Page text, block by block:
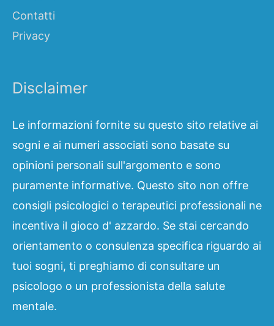
Contatti
Privacy
Disclaimer
Le informazioni fornite su questo sito relative ai
sogni e ai numeri associati sono basate su
opinioni personali sull'argomento e sono
puramente informative. Questo sito non offre
consigli psicologici o terapeutici professionali ne
incentiva il gioco d' azzardo. Se stai cercando
orientamento o consulenza specifica riguardo ai
tuoi sogni, ti preghiamo di consultare un
psicologo o un professionista della salute
mentale.